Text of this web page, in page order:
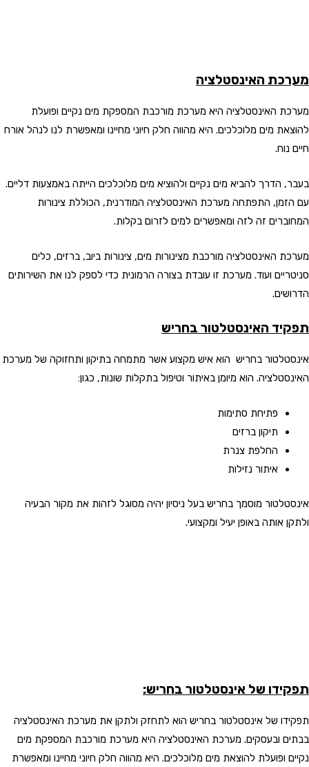
מערכת האינסטלציה
מערכת האינסטלציה היא מערכת מורכבת המספקת מים נקיים ופועלת
להוצאת מים מלוכלכים. היא מהווה חלק חיוני מחיינו ומאפשרת לנו לנהל אורח
חיים נוח.
בעבר, הדרך להביא מים נקיים ולהוציא מים מלוכלכים הייתה באמצעות דליים.
עם הזמן, התפתחה מערכת האינסטלציה המודרנית, הכוללת צינורות
המחוברים זה לזה ומאפשרים למים לזרום בקלות.
מערכת האינסטלציה מורכבת מצינורות מים, צינורות ביוב, ברזים, כלים
סניטריים ועוד. מערכת זו עובדת בצורה הרמונית כדי לספק לנו את השירותים
הדרושים.
תפקיד האינסטלטור בחריש
אינסטלטור בחריש הוא איש מקצוע אשר מתמחה בתיקון ותחזוקה של מערכת
האינסטלציה. הוא מיומן באיתור וטיפול בתקלות שונות, כגון:
פתיחת סתימות
תיקון ברזים
החלפת צנרת
איתור נזילות
אינסטלטור מוסמך בחריש בעל ניסיון יהיה מסוגל לזהות את מקור הבעיה
ולתקן אותה באופן יעיל ומקצועי.
תפקידו של אינסטלטור בחריש:
תפקידו של אינסטלטור בחריש הוא לתחזק ולתקן את מערכת האינסטלציה
בבתים ובעסקים. מערכת האינסטלציה היא מערכת מורכבת המספקת מים
נקיים ופועלת להוצאת מים מלוכלכים. היא מהווה חלק חיוני מחיינו ומאפשרת